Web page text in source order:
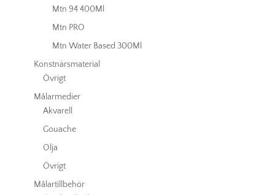
Mtn 94 400Ml
Mtn PRO
Mtn Water Based 300Ml
Konstnärsmaterial
Övrigt
Målarmedier
Akvarell
Gouache
Olja
Övrigt
Målartillbehör